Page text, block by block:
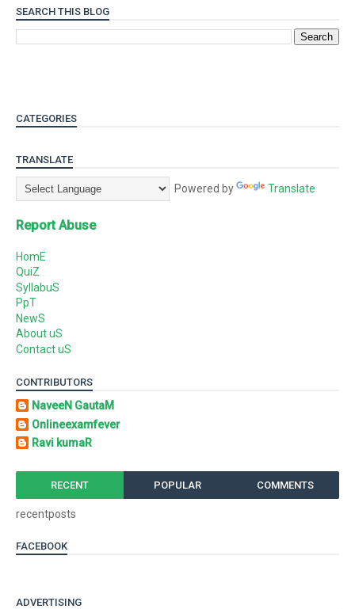
SEARCH THIS BLOG
CATEGORIES
TRANSLATE
Powered by Translate
Report Abuse
HomE
QuiZ
SyllabuS
PpT
NewS
About uS
Contact uS
CONTRIBUTORS
NaveeN GautaM
Onlineexamfever
Ravi kumaR
RECENT POPULAR COMMENTS
recentposts
FACEBOOK
ADVERTISING